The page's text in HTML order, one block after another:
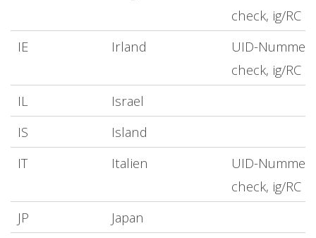
check, ig/RC
IE
Irland
UID-Nummer
check, ig/RC
IL
Israel
IS
Island
IT
Italien
UID-Nummer
check, ig/RC
JP
Japan